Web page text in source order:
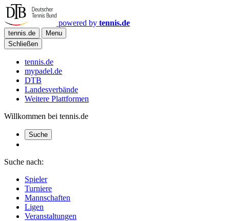
powered by tennis.de
tennis.de
Menu
Schließen
tennis.de
mypadel.de
DTB
Landesverbände
Weitere Plattformen
Willkommen bei tennis.de
Suche
Suche nach:
Spieler
Turniere
Mannschaften
Ligen
Veranstaltungen